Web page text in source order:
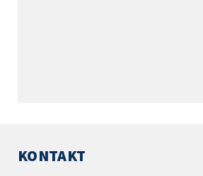
KONTAKT